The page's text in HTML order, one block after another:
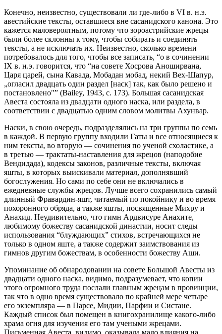
Конечно, неизвестно, существовали ли где-либо в VI в. н.э.
авестийские тексты, оставшиеся вне сасанидского канона. Это
кажется маловероятным, потому что зороастрийские жрецы
были более склонны к тому, чтобы собирать и соединять
тексты, а не исключать их. Неизвестно, сколько времени
потребовалось для того, чтобы все записать, “о в сочинении
IХ в. н.э. говорится, что “на совете Хосрова Аноширвана,
Царя царей, сына Кавада, Мобадан мобад, некий Вех-Шапур,
„огласил двадцать один раздел [наск] так, как было решено и
постановлено"” (Bailey, 1943, с. 173). Большая сасанидская
Авеста состояла из двадцати одного наска, или раздела, в
соответствии с двадцатью одним словом молитвы Ахунвар.
Наски, в свою очередь, подразделялись на три группы по семь
в каждой. В первую группу входили Гаты и все относящиеся к
ним тексты, во вторую — сочинения по ученой схоластике, а
в третью — трактаты-наставления для жрецов (наподобие
Вендидада), кодексы законов, различные тексты, включая
яшты, в которых выискивали материал, дополнявший
богослужения. Но сами по себе они не включались в
ежедневные службы жрецов. Лучше всего сохранились самый
длинный Фравардин-яшт, читаемый по покойнику и во время
похоронного обряда, а также яшты, посвященные Михру и
Анахид. Неудивительно, что гимн Ардвисуре Анахите,
любимому божеству сасанидской династии, носит следы
использования “блуждающих” стихов, встречающихся не
только в одном яште, а также содержит заимствования из
гимнов другим божествам, в особенности божеству Аши.
Упоминание об обнародовании на совете Большой Авесты из
двадцати одного наска, видимо, подразумевает, что копии
этого огромного труда послали главным жрецам в провинции,
так что в одно время существовало по крайней мере четыре
его экземпляра — в Парсе, Мидии, Парфии и Систане.
Каждый список был помещен в книгохранилище какого-либо
храма огня для изучения его там учеными жрецами.
Письменная Авеста, видимо, оказывала мало влияния на